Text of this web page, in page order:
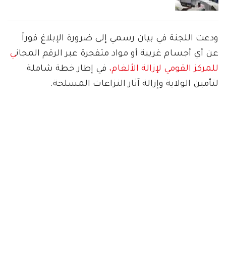
ودعت اللجنة في بيان رسمي إلى ضرورة الإبلاغ فوراً
عن أي أجسام غريبة أو مواد متفجرة عبر الرقم المجاني
للمركز القومي لإزالة الألغام، في إطار خطة شاملة
لتأمين الولاية وإزالة آثار النزاعات المسلحة.